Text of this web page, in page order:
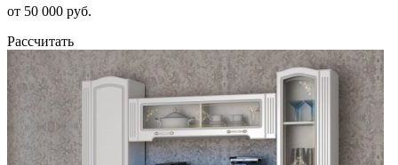
от 50 000 руб.
Рассчитать